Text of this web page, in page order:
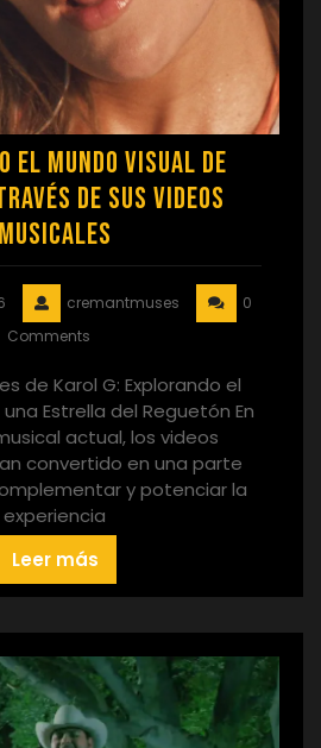
el Mundo Visual de
de sus Videos
Musicales
cremantmuses
0
Comments
de Karol G: Explorando el
Estrella del Reguetón En
actual, los videos
convertido en una parte
y potenciar la
experiencia
Leer más